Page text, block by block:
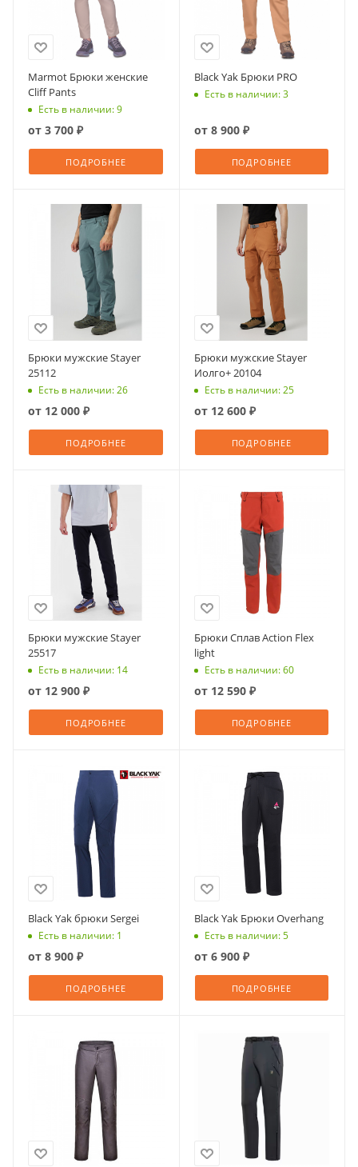
Marmot Брюки женские
Cliff Pants
Есть в наличии: 9
от 3 700 ₽
ПОДРОБНЕЕ
Black Yak Брюки PRO
Есть в наличии: 3
от 8 900 ₽
ПОДРОБНЕЕ
Брюки мужские Stayer
25112
Есть в наличии: 26
от 12 000 ₽
ПОДРОБНЕЕ
Брюки мужские Stayer
Иолго+ 20104
Есть в наличии: 25
от 12 600 ₽
ПОДРОБНЕЕ
Брюки мужские Stayer
25517
Есть в наличии: 14
от 12 900 ₽
ПОДРОБНЕЕ
Брюки Сплав Action Flex
light
Есть в наличии: 60
от 12 590 ₽
ПОДРОБНЕЕ
Black Yak брюки Sergei
Есть в наличии: 1
от 8 900 ₽
ПОДРОБНЕЕ
Black Yak Брюки Overhang
Есть в наличии: 5
от 6 900 ₽
ПОДРОБНЕЕ